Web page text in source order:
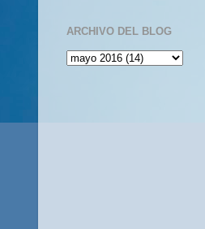
ARCHIVO DEL BLOG